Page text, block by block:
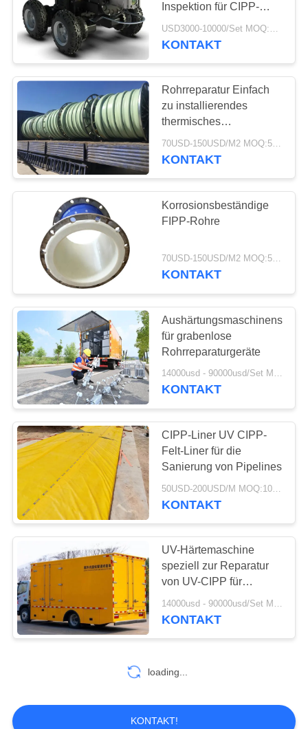
FORDERN
SIE EIN
ZITAT
SITEMAP
PRIVACY
POLICY
Industrieller Gurt
75
AerogelIsolierschicht
Industriefilter
80
Industrielle
Kreiselpumpen
Industrielles Filz-
Gewebe
141
Inspektion für CIPP-
Rohrinspektion
KONTAKT
Rohrreparatur Einfach
zu installierendes
thermisches
Kunststoffformrohr FIPP
70USD-150USD/M2 MOQ:50 M2
KONTAKT
Korrosionsbeständige
FIPP-Rohre
70USD-150USD/M2 MOQ:50 M2
KONTAKT
für grabenlose
Rohrreparaturgeräte
14000usd - 90000usd/Set MOQ:1 Satz
KONTAKT
CIPP-Liner UV CIPP-
Felt-Liner für die
Sanierung von Pipelines
KONTAKT
UV-Härtemaschine
speziell zur Reparatur
von UV-CIPP für
kommunale Drainage
14000usd - 90000usd/Set MOQ:1 Satz
KONTAKT
loading...
KONTAKT!